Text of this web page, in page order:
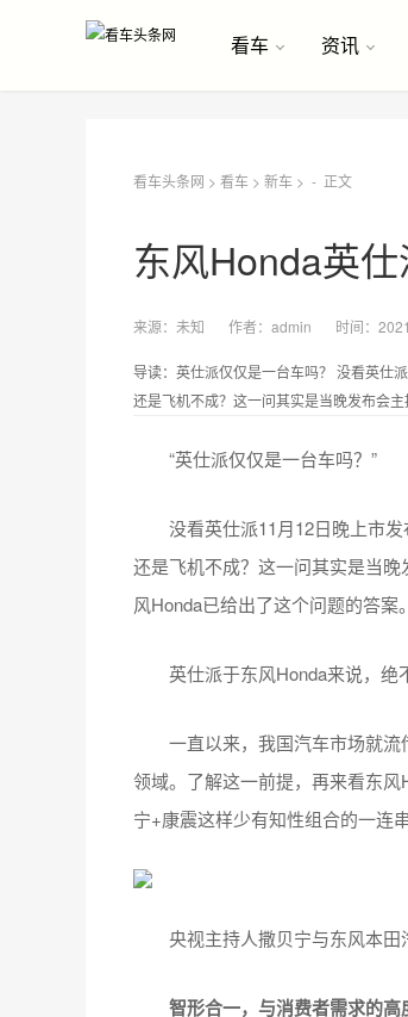
看车 资讯
看车头条网 > 看车 > 新车 > - 正文
东风Honda英
来源： 未知 作者： admin 时间：
导读：英仕派仅仅是一台车吗？ 没看英仕
还是飞机不成？这一问其实是当晚发布会主
“英仕派仅仅是一台车吗？”
没看英仕派11月12日晚上市发
还是飞机不成？这一问其实是当
风Honda已给出了这个问题的答案。
英仕派于东风Honda来说，绝
一直以来，我国汽车市场就流
领域。了解这一前提，再来看东
宁+康震这样少有知性组合的一连
央视主持人撒贝宁与东风本田
智形合一，与消费者需求的高